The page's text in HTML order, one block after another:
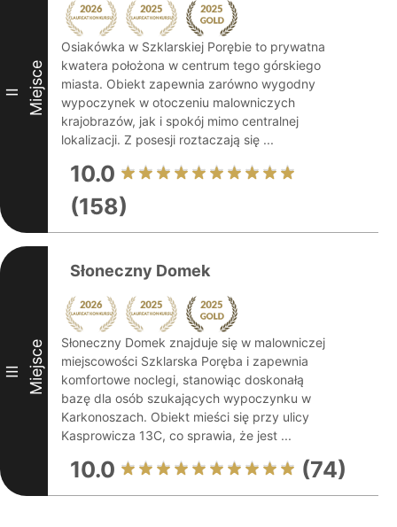
II Miejsce
Osiakówka w Szklarskiej Porębie to prywatna
kwatera położona w centrum tego górskiego
miasta. Obiekt zapewnia zarówno wygodny
wypoczynek w otoczeniu malowniczych
krajobrazów, jak i spokój mimo centralnej
lokalizacji. Z posesji roztaczają się ...
10.0
(158)
III Miejsce
Słoneczny Domek
Słoneczny Domek znajduje się w malowniczej
miejscowości Szklarska Poręba i zapewnia
komfortowe noclegi, stanowiąc doskonałą
bazę dla osób szukających wypoczynku w
Karkonoszach. Obiekt mieści się przy ulicy
Kasprowicza 13C, co sprawia, że jest ...
10.0 (74)